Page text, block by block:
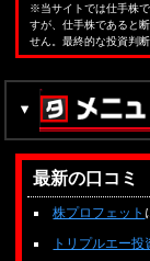
※当サイトでは仕手株
すが、仕手株であると
せん。最終的な投資判
最新の口コミ
株プロフェット
トリプルエー投